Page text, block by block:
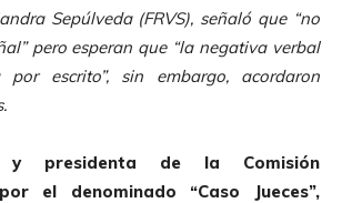
Sepúlveda (FRVS), señaló que “no
pero esperan que “la negativa verbal
por escrito”, sin embargo, acordaron
y presidenta de la Comisión
el denominado “Caso Jueces”,